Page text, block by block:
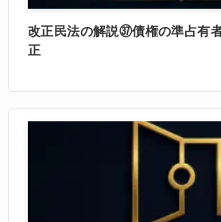
改正民法の解説㊲債権の準占有
正